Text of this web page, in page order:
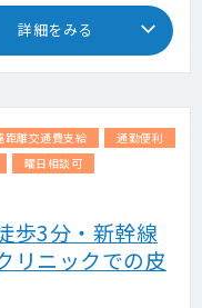
詳細をみる
距離交通費支給
通勤便利
曜日相談可
歩3分・新幹線
リニックでの皮